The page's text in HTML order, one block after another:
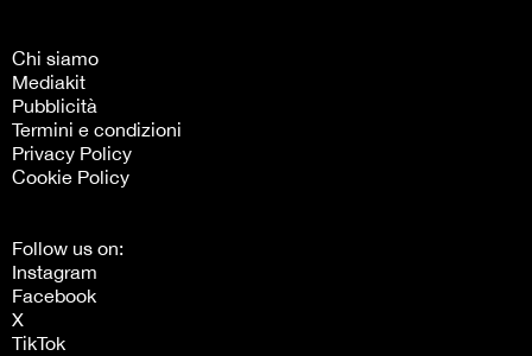
Chi siamo
Mediakit
Pubblicità
Termini e condizioni
Privacy Policy
Cookie Policy
Follow us on:
Instagram
Facebook
X
TikTok